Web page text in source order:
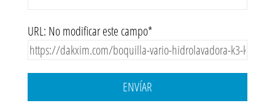
URL: No modificar este campo*
ENVÍAR